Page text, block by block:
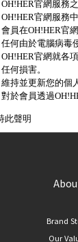
OH!HER官網服務
OH!HER官網服務
會員在OH!HER官
任何由於電腦病毒
OH!HER官網就各
任何損害。
維持並更新您的個
對於會員透過
此聲明
Brand
Our